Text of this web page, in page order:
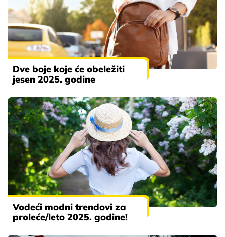
Dve boje koje će obeležiti
jesen 2025. godine
Vodeći modni trendovi za
proleće/leto 2025. godine!